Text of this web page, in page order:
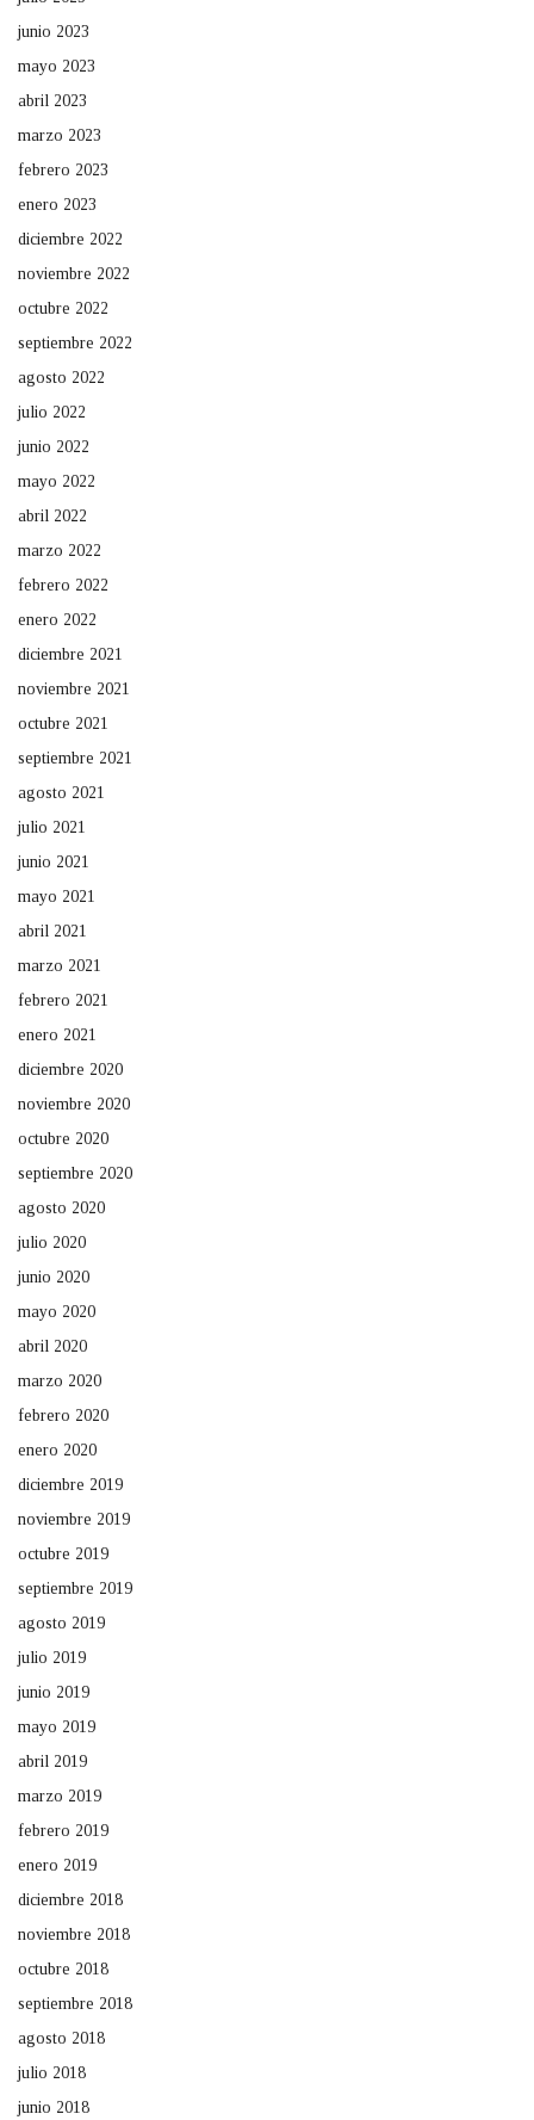
junio 2023
mayo 2023
abril 2023
marzo 2023
febrero 2023
enero 2023
diciembre 2022
noviembre 2022
octubre 2022
septiembre 2022
agosto 2022
julio 2022
junio 2022
mayo 2022
abril 2022
marzo 2022
febrero 2022
enero 2022
diciembre 2021
noviembre 2021
octubre 2021
septiembre 2021
agosto 2021
julio 2021
junio 2021
mayo 2021
abril 2021
marzo 2021
febrero 2021
enero 2021
diciembre 2020
noviembre 2020
octubre 2020
septiembre 2020
agosto 2020
julio 2020
junio 2020
mayo 2020
abril 2020
marzo 2020
febrero 2020
enero 2020
diciembre 2019
noviembre 2019
octubre 2019
septiembre 2019
agosto 2019
julio 2019
junio 2019
mayo 2019
abril 2019
marzo 2019
febrero 2019
enero 2019
diciembre 2018
noviembre 2018
octubre 2018
septiembre 2018
agosto 2018
julio 2018
junio 2018